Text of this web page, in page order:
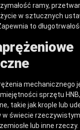
ramy,
w sztucznych
to
mechanicznego
sprzętu
takie jak krople lub
w świecie
lub inne